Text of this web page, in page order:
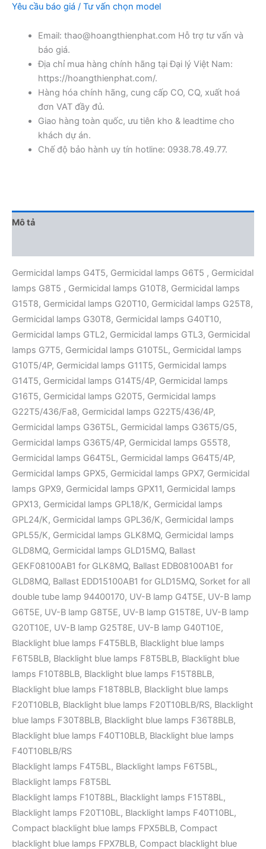
Yêu cầu báo giá / Tư vấn chọn model
Email: thao@hoangthienphat.com Hỗ trợ tư vấn và
báo giá.
Địa chỉ mua hàng chính hãng tại Đại lý Việt Nam:
https://hoangthienphat.com/.
Hàng hóa chính hãng, cung cấp CO, CQ, xuất hoá
đơn VAT đầy đủ.
Giao hàng toàn quốc, ưu tiên kho & leadtime cho
khách dự án.
Chế độ bảo hành uy tín hotline: 0938.78.49.77.
Mô tả
Germicidal lamps G4T5, Germicidal lamps G6T5 , Germicidal
lamps G8T5 , Germicidal lamps G10T8, Germicidal lamps
G15T8, Germicidal lamps G20T10, Germicidal lamps G25T8,
Germicidal lamps G30T8, Germicidal lamps G40T10,
Germicidal lamps GTL2, Germicidal lamps GTL3, Germicidal
lamps G7T5, Germicidal lamps G10T5L, Germicidal lamps
G10T5/4P, Germicidal lamps G11T5, Germicidal lamps
G14T5, Germicidal lamps G14T5/4P, Germicidal lamps
G16T5, Germicidal lamps G20T5, Germicidal lamps
G22T5/436/Fa8, Germicidal lamps G22T5/436/4P,
Germicidal lamps G36T5L, Germicidal lamps G36T5/G5,
Germicidal lamps G36T5/4P, Germicidal lamps G55T8,
Germicidal lamps G64T5L, Germicidal lamps G64T5/4P,
Germicidal lamps GPX5, Germicidal lamps GPX7, Germicidal
lamps GPX9, Germicidal lamps GPX11, Germicidal lamps
GPX13, Germicidal lamps GPL18/K, Germicidal lamps
GPL24/K, Germicidal lamps GPL36/K, Germicidal lamps
GPL55/K, Germicidal lamps GLK8MQ, Germicidal lamps
GLD8MQ, Germicidal lamps GLD15MQ, Ballast
GEKF08100AB1 for GLK8MQ, Ballast EDB08100AB1 for
GLD8MQ, Ballast EDD15100AB1 for GLD15MQ, Sorket for all
double tube lamp 94400170, UV-B lamp G4T5E, UV-B lamp
G6T5E, UV-B lamp G8T5E, UV-B lamp G15T8E, UV-B lamp
G20T10E, UV-B lamp G25T8E, UV-B lamp G40T10E,
Blacklight blue lamps F4T5BLB, Blacklight blue lamps
F6T5BLB, Blacklight blue lamps F8T5BLB, Blacklight blue
lamps F10T8BLB, Blacklight blue lamps F15T8BLB,
Blacklight blue lamps F18T8BLB, Blacklight blue lamps
F20T10BLB, Blacklight blue lamps F20T10BLB/RS, Blacklight
blue lamps F30T8BLB, Blacklight blue lamps F36T8BLB,
Blacklight blue lamps F40T10BLB, Blacklight blue lamps
F40T10BLB/RS
Blacklight lamps F4T5BL, Blacklight lamps F6T5BL,
Blacklight lamps F8T5BL
Blacklight lamps F10T8BL, Blacklight lamps F15T8BL,
Blacklight lamps F20T10BL, Blacklight lamps F40T10BL,
Compact blacklight blue lamps FPX5BLB, Compact
blacklight blue lamps FPX7BLB, Compact blacklight blue